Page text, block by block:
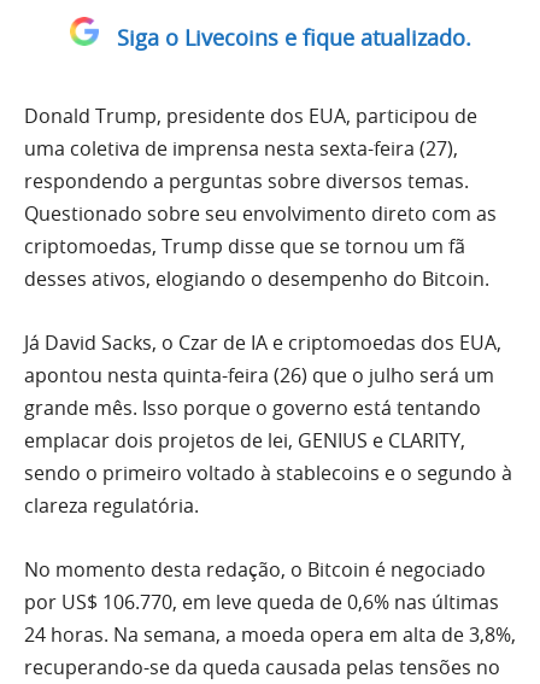
Siga o Livecoins e fique atualizado.
Donald Trump, presidente dos EUA, participou de
uma coletiva de imprensa nesta sexta-feira (27),
respondendo a perguntas sobre diversos temas.
Questionado sobre seu envolvimento direto com as
criptomoedas, Trump disse que se tornou um fã
desses ativos, elogiando o desempenho do Bitcoin.
Já David Sacks, o Czar de IA e criptomoedas dos EUA,
apontou nesta quinta-feira (26) que o julho será um
grande mês. Isso porque o governo está tentando
emplacar dois projetos de lei, GENIUS e CLARITY,
sendo o primeiro voltado à stablecoins e o segundo à
clareza regulatória.
No momento desta redação, o Bitcoin é negociado
por US$ 106.770, em leve queda de 0,6% nas últimas
24 horas. Na semana, a moeda opera em alta de 3,8%,
recuperando-se da queda causada pelas tensões no